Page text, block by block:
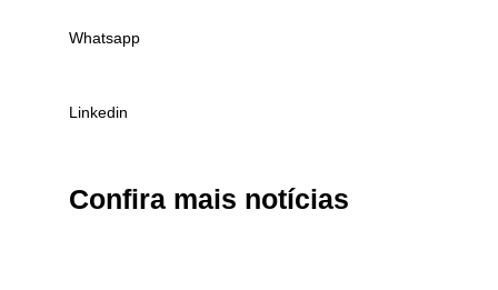
Whatsapp
Linkedin
Confira mais notícias